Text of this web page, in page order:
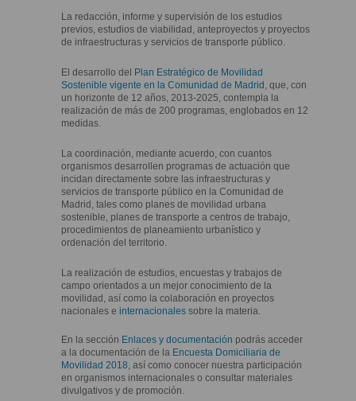
La redacción, informe y supervisión de los estudios
previos, estudios de viabilidad, anteproyectos y proyectos
de infraestructuras y servicios de transporte público.
El desarrollo del Plan Estratégico de Movilidad
Sostenible vigente en la Comunidad de Madrid , que, con
un horizonte de 12 años, 2013-2025, contempla la
realización de más de 200 programas, englobados en 12
medidas.
La coordinación, mediante acuerdo, con cuantos
organismos desarrollen programas de actuación que
incidan directamente sobre las infraestructuras y
servicios de transporte público en la Comunidad de
Madrid, tales como planes de movilidad urbana
sostenible, planes de transporte a centros de trabajo,
procedimientos de planeamiento urbanístico y
ordenación del territorio.
La realización de estudios, encuestas y trabajos de
campo orientados a un mejor conocimiento de la
movilidad, así como la colaboración en proyectos
nacionales e internacionalessobre la materia.
En la sección Enlaces y documentación podrás acceder
a la documentación de laEncuesta Domiciliaria de
Movilidad 2018,así como conocer nuestra participación
en organismos internacionales o consultar materiales
divulgativos y de promoción.